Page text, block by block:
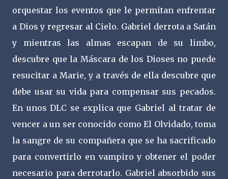
orquestar los eventos que le permitan enfrentar
a Dios y regresar al Cielo. Gabriel derrota a Satán
y mientras las almas escapan de su limbo,
descubre que la Máscara de los Dioses no puede
resucitar a Marie, y a través de ella descubre que
debe usar su vida para compensar sus pecados.
En unos DLC se explica que Gabriel al tratar de
vencer a un ser conocido como El Olvidado, toma
la sangre de su compañera que se ha sacrificado
para convertirlo en vampiro y obtener el poder
necesario para derrotarlo. Gabriel absorbido sus